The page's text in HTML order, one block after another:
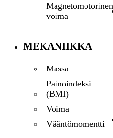
Magnetomotorinen
voima
MEKANIIKKA
Massa
Painoindeksi
(BMI)
Voima
Vääntömomentti